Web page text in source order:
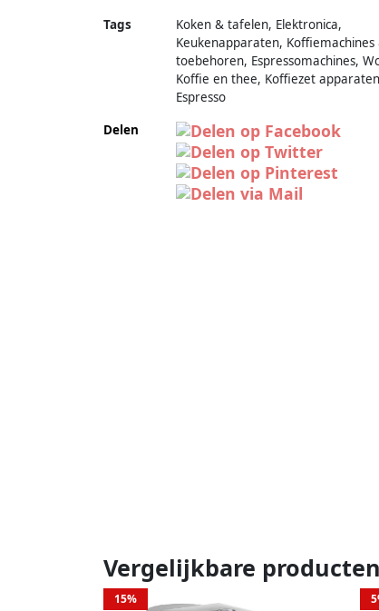
Tags
Koken & tafelen, Elektronica,
Keukenapparaten, Koffiemachines
toebehoren, Espressomachines,
Koffie en thee, Koffiezet
Espresso
Delen
Vergelijkbare producten
15%